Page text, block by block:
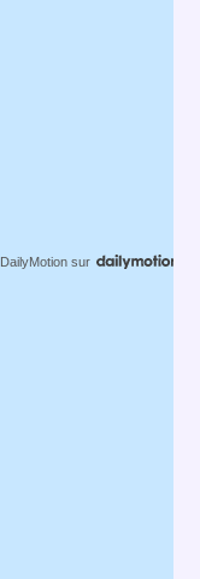
DailyMotion sur